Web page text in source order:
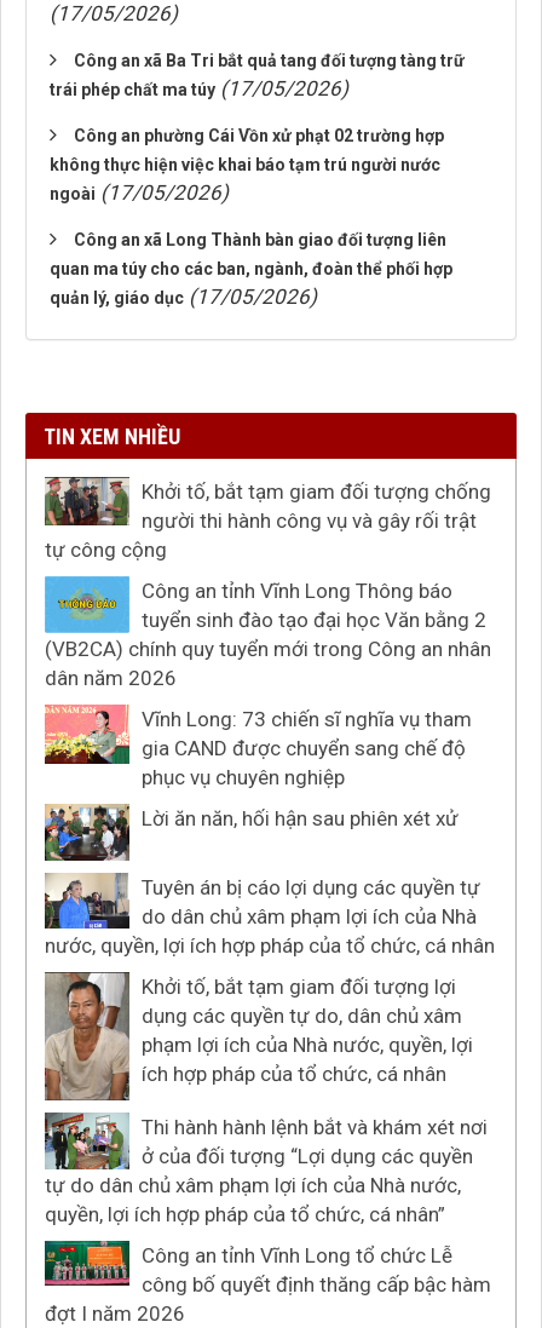
(17/05/2026)
Công an xã Ba Tri bắt quả tang đối tượng tàng trữ
trái phép chất ma túy (17/05/2026)
Công an phường Cái Vồn xử phạt 02 trường hợp
không thực hiện việc khai báo tạm trú người nước
ngoài (17/05/2026)
Công an xã Long Thành bàn giao đối tượng liên
quan ma túy cho các ban, ngành, đoàn thể phối hợp
quản lý, giáo dục (17/05/2026)
TIN XEM NHIỀU
Khởi tố, bắt tạm giam đối tượng chống
người thi hành công vụ và gây rối trật
tự công cộng
Công an tỉnh Vĩnh Long Thông báo
tuyển sinh đào tạo đại học Văn bằng 2
(VB2CA) chính quy tuyển mới trong Công an nhân
dân năm 2026
Vĩnh Long: 73 chiến sĩ nghĩa vụ tham
gia CAND được chuyển sang chế độ
phục vụ chuyên nghiệp
Lời ăn năn, hối hận sau phiên xét xử
Tuyên án bị cáo lợi dụng các quyền tự
do dân chủ xâm phạm lợi ích của Nhà
nước, quyền, lợi ích hợp pháp của tổ chức, cá nhân
Khởi tố, bắt tạm giam đối tượng lợi
dụng các quyền tự do, dân chủ xâm
phạm lợi ích của Nhà nước, quyền, lợi
ích hợp pháp của tổ chức, cá nhân
Thi hành hành lệnh bắt và khám xét nơi
ở của đối tượng “Lợi dụng các quyền
tự do dân chủ xâm phạm lợi ích của Nhà nước,
quyền, lợi ích hợp pháp của tổ chức, cá nhân”
Công an tỉnh Vĩnh Long tổ chức Lễ
công bố quyết định thăng cấp bậc hàm
đợt I năm 2026